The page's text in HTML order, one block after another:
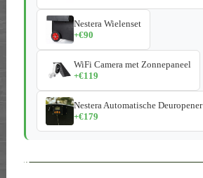
Nestera Wielenset
+€90
WiFi Camera met Zonnepaneel
+€119
Nestera Automatische Deuropener
+€179
--